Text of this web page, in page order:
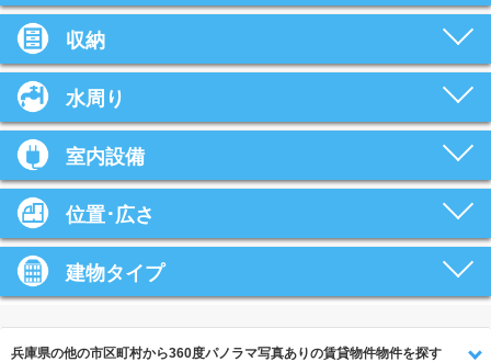
収納
水周り
室内設備
位置･広さ
建物タイプ
兵庫県の他の市区町村から360度パノラマ写真ありの賃貸物件物件を探す